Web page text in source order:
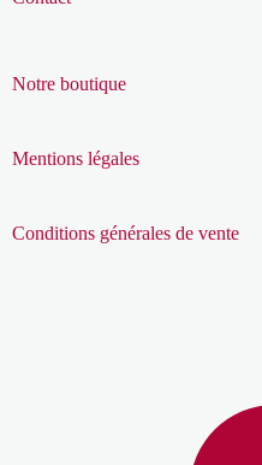
Notre boutique
Mentions légales
Conditions générales de vente